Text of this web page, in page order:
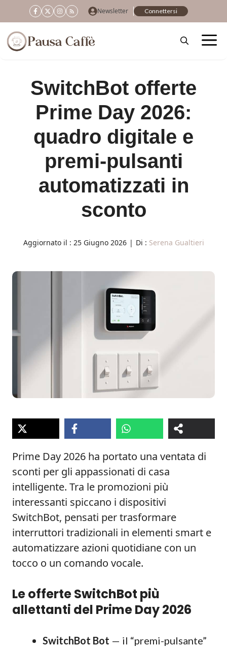
al
contenuto
Newsletter Connettersi
SwitchBot offerte
Prime Day 2026:
quadro digitale e
premi-pulsanti
automatizzati in
sconto
Aggiornato il : 25 Giugno 2026 | Di : Serena Gualtieri
Prime Day 2026 ha portato una ventata di
sconti per gli appassionati di casa
intelligente. Tra le promozioni più
interessanti spiccano i dispositivi
SwitchBot, pensati per trasformare
interruttori tradizionali in elementi smart e
automatizzare azioni quotidiane con un
tocco o un comando vocale.
Le offerte SwitchBot più
allettanti del Prime Day 2026
SwitchBot Bot — il “premi-pulsante”